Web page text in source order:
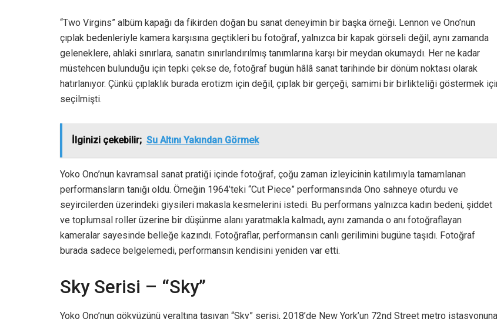
“Two Virgins” albüm kapağı da fikirden doğan bu sanat deneyimin bir başka örneği. Lennon ve Ono’nun
çıplak bedenleriyle kamera karşısına geçtikleri bu fotoğraf, yalnızca bir kapak görseli değil, aynı zamanda
geleneklere, ahlaki sınırlara, sanatın sınırlandırılmış tanımlarına karşı bir meydan okumaydı. Her ne kadar
müstehcen bulunduğu için tepki çekse de, fotoğraf bugün hâlâ sanat tarihinde bir dönüm noktası olarak
hatırlanıyor. Çünkü çıplaklık burada erotizm için değil, çıplak bir gerçeği, samimi bir birlikteliği göstermek
seçilmişti.
İlginizi çekebilir; Su Altını Yakından Görmek
Yoko Ono’nun kavramsal sanat pratiği içinde fotoğraf, çoğu zaman izleyicinin katılımıyla tamamlanan
performansların tanığı oldu. Örneğin 1964’teki “Cut Piece” performansında Ono sahneye oturdu ve
seyircilerden üzerindeki giysileri makasla kesmelerini istedi. Bu performans yalnızca kadın bedeni, şiddet
ve toplumsal roller üzerine bir düşünme alanı yaratmakla kalmadı, aynı zamanda o anı fotoğraflayan
kameralar sayesinde belleğe kazındı. Fotoğraflar, performansın canlı gerilimini bugüne taşıdı. Fotoğraf
burada sadece belgelemedi, performansın kendisini yeniden var etti.
Sky Serisi – “Sky”
Yoko Ono’nun gökyüzünü yeraltına taşıyan “Sky” serisi, 2018’de New York’un 72nd Street metro istasyonuna